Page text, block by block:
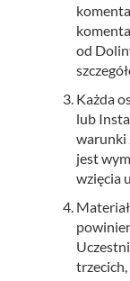
od
Każda
lub
warunki
jest
wzięcia